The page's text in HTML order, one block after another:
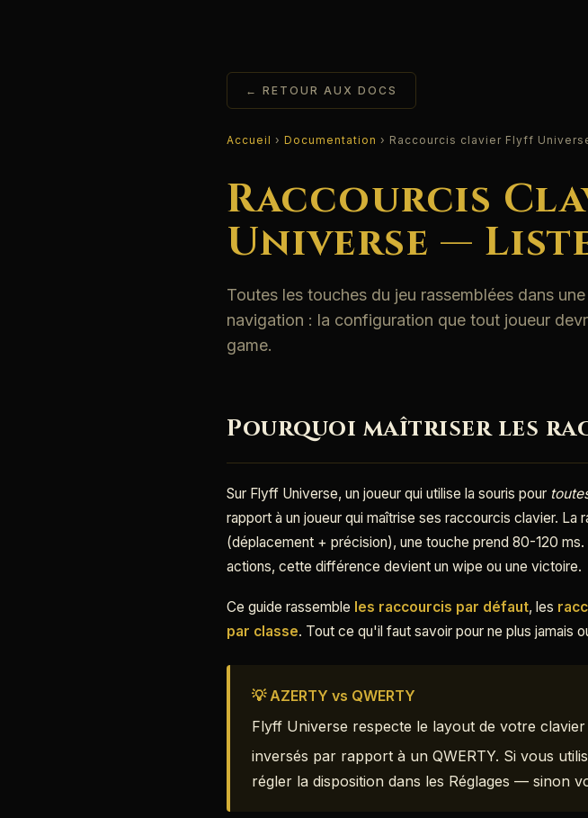
← RETOUR AUX DOCS
Accueil › Documentation › Raccourcis clavier Flyff
Raccourcis
Universe —
Toutes les touches du jeu rassemblées dans
navigation : la configuration que tout joueur
game.
Pourquoi maîtriser les
Sur Flyff Universe, un joueur qui utilise la souris pour
rapport à un joueur qui maîtrise ses raccourcis clavier.
(déplacement + précision), une touche prend 80-120
actions, cette différence devient un wipe ou une victoire.
Ce guide rassemble les raccourcis par défaut, les
par classe. Tout ce qu'il faut savoir pour ne plus jamais
💡 AZERTY vs QWERTY
Flyff Universe respecte le layout de votre
inversés par rapport à un QWERTY. Si vous
régler la disposition dans les Réglages — sinon